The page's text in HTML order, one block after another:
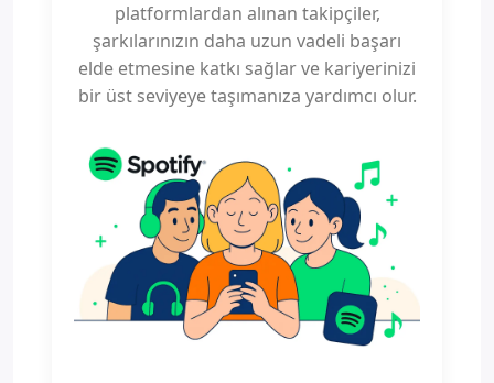
platformlardan alınan takipçiler,
şarkılarınızın daha uzun vadeli başarı
elde etmesine katkı sağlar ve kariyerinizi
bir üst seviyeye taşımanıza yardımcı olur.